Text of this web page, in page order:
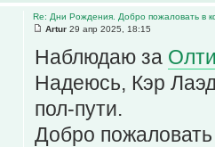
Re: Дни Рождения. Добро пожаловать в
Artur 29 апр 2025, 18:15
Наблюдаю за
Надеюсь, Кэр
пол-пути.
Добро